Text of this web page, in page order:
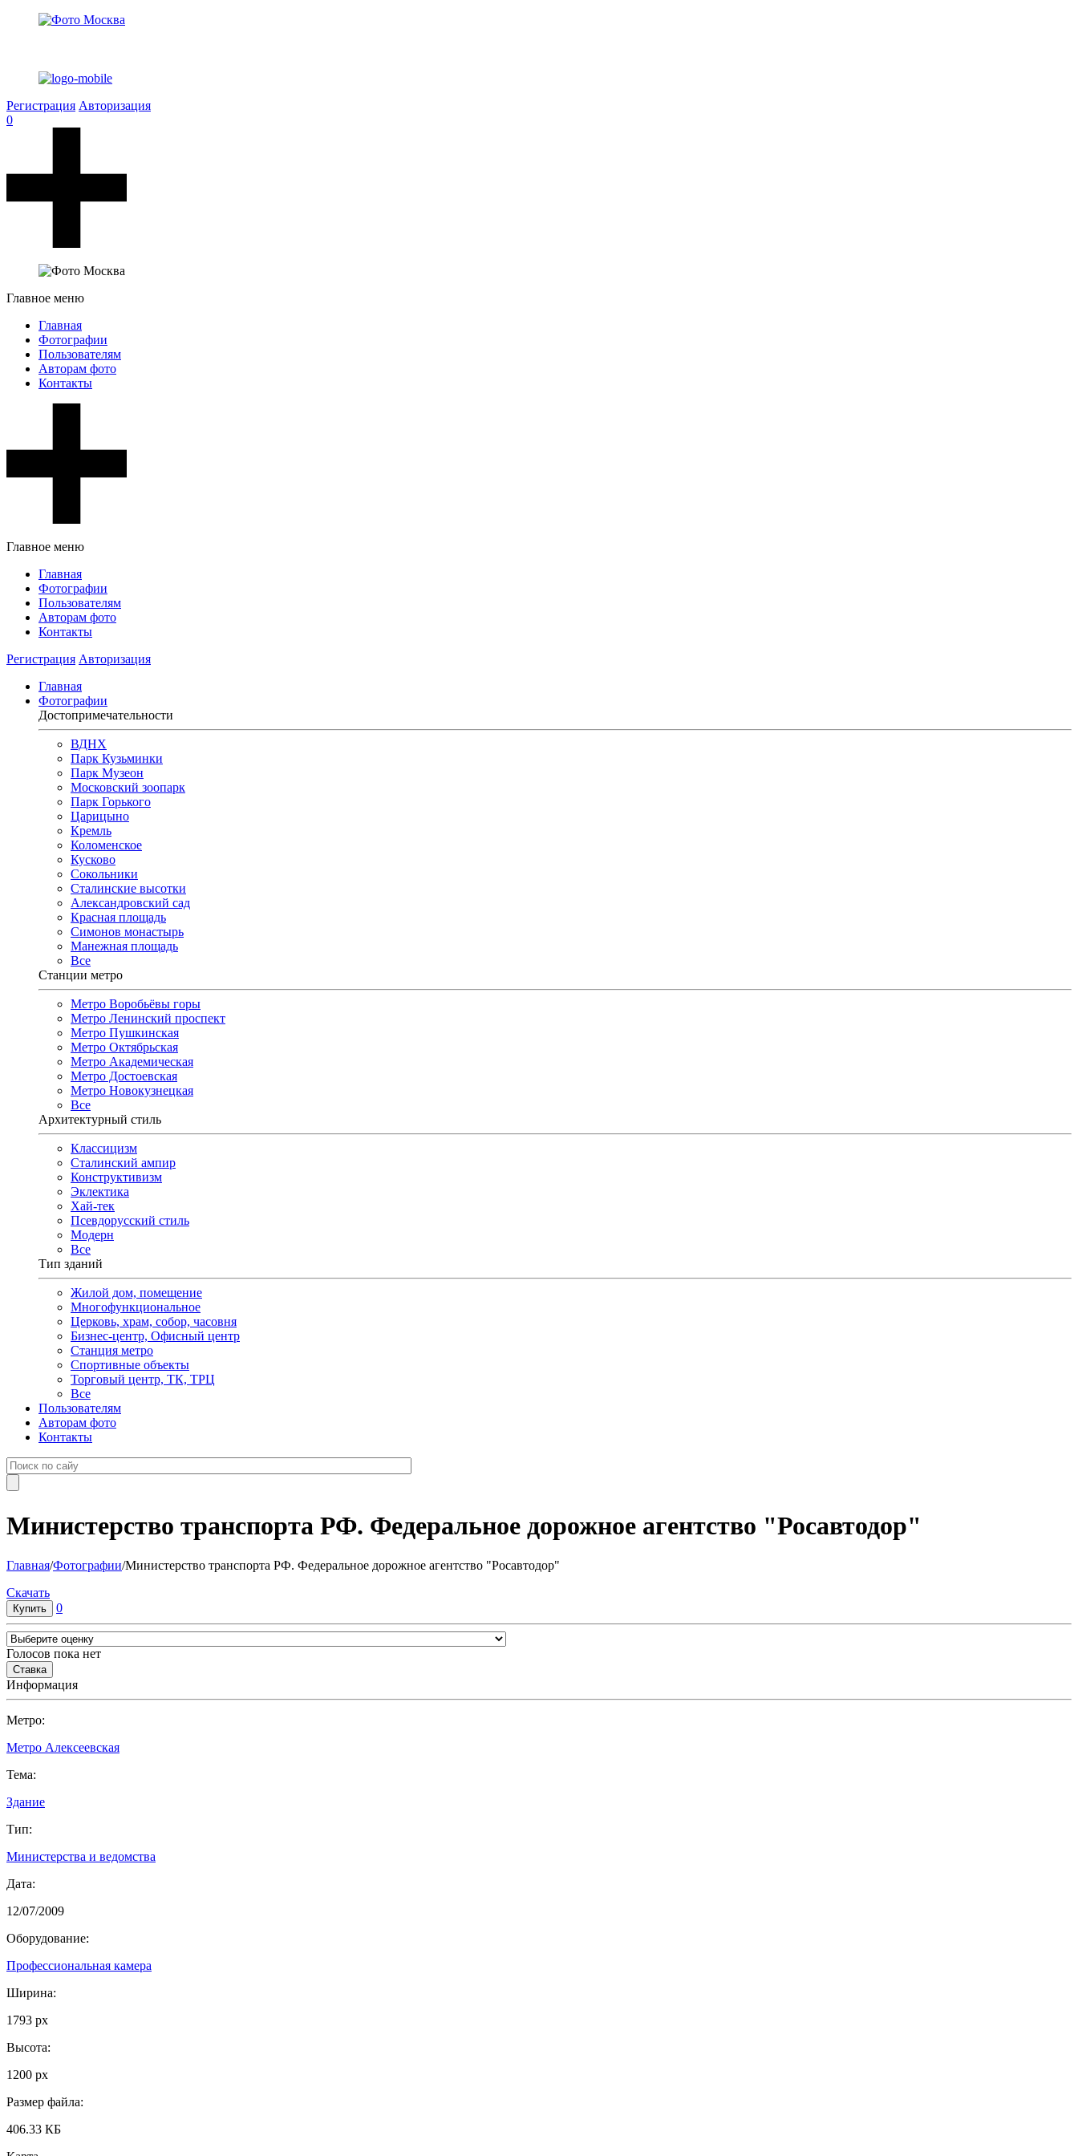
Регистрация Авторизация
0
Главное меню
Главная
Фотографии
Пользователям
Авторам фото
Контакты
Главное меню
Главная
Фотографии
Пользователям
Авторам фото
Контакты
Регистрация Авторизация
Главная
Фотографии
Достопримечательности
ВДНХ
Парк Кузьминки
Парк Музеон
Московский зоопарк
Парк Горького
Царицыно
Кремль
Коломенское
Кусково
Сокольники
Сталинские высотки
Александровский сад
Красная площадь
Симонов монастырь
Манежная площадь
Все
Станции метро
Метро Воробьёвы горы
Метро Ленинский проспект
Метро Пушкинская
Метро Октябрьская
Метро Академическая
Метро Достоевская
Метро Новокузнецкая
Все
Архитектурный стиль
Классицизм
Сталинский ампир
Конструктивизм
Эклектика
Хай-тек
Псевдорусский стиль
Модерн
Все
Тип зданий
Жилой дом, помещение
Многофункциональное
Церковь, храм, собор, часовня
Бизнес-центр, Офисный центр
Станция метро
Спортивные объекты
Торговый центр, ТК, ТРЦ
Все
Пользователям
Авторам фото
Контакты
Министерство транспорта РФ. Федеральное дорожное агентство "Росавтодор"
Главная/Фотографии/Министерство транспорта РФ. Федеральное дорожное агентство "Росавтодор"
Cкачать
0
Голосов пока нет
Информация
Метро:
Метро Алексеевская
Тема:
Здание
Тип:
Министерства и ведомства
Дата:
12/07/2009
Оборудование:
Профессиональная камера
Ширина:
1793 px
Высота:
1200 px
Размер файла:
406.33 КБ